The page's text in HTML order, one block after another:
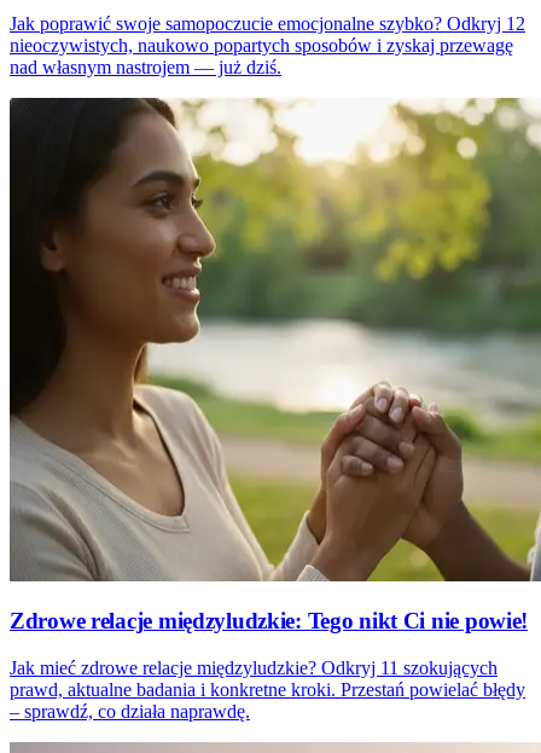
Jak poprawić swoje samopoczucie emocjonalne szybko? Odkryj 12
nieoczywistych, naukowo popartych sposobów i zyskaj przewagę
nad własnym nastrojem — już dziś.
Zdrowe relacje międzyludzkie: Tego nikt Ci nie powie!
Jak mieć zdrowe relacje międzyludzkie? Odkryj 11 szokujących
prawd, aktualne badania i konkretne kroki. Przestań powielać błędy
– sprawdź, co działa naprawdę.